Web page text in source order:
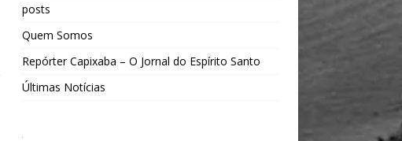
posts
Quem Somos
Repórter Capixaba – O Jornal do Espírito Santo
Últimas Notícias